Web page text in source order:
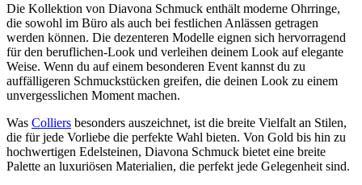
Die Kollektion von Diavona Schmuck enthält moderne Ohrringe,
die sowohl im Büro als auch bei festlichen Anlässen getragen
werden können. Die dezenteren Modelle eignen sich hervorragend
für den beruflichen-Look und verleihen deinem Look auf elegante
Weise. Wenn du auf einem besonderen Event kannst du zu
auffälligeren Schmuckstücken greifen, die deinen Look zu einem
unvergesslichen Moment machen.
Was Colliers besonders auszeichnet, ist die breite Vielfalt an Stilen,
die für jede Vorliebe die perfekte Wahl bieten. Von Gold bis hin zu
hochwertigen Edelsteinen, Diavona Schmuck bietet eine breite
Palette an luxuriösen Materialien, die perfekt jede Gelegenheit sind.